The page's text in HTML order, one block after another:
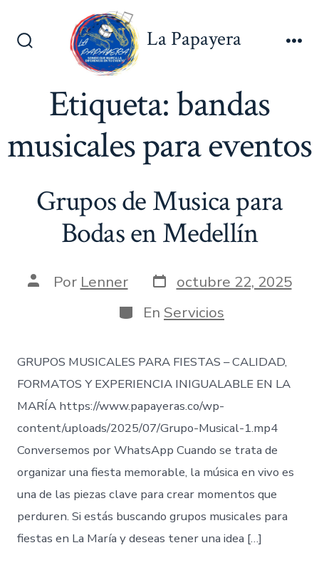
Alternar
La Papayera
Etiqueta:bandas
musicales para eventos
Grupos de Musica para
Bodas en Medellín
AutorPor Lenner Fecha
de
publicación
octubre 22, 2025
Categorías
En Servicios
GRUPOS MUSICALES PARA FIESTAS – CALIDAD,
FORMATOS Y EXPERIENCIA INIGUALABLE EN LA
MARÍA https://www.papayeras.co/wp-
content/uploads/2025/07/Grupo-Musical-1.mp4
Conversemos por WhatsApp Cuando se trata de
organizar una fiesta memorable, la música en vivo es
una de las piezas clave para crear momentos que
perduren. Si estás buscando grupos musicales para
fiestas en La María y deseas tener una idea […]